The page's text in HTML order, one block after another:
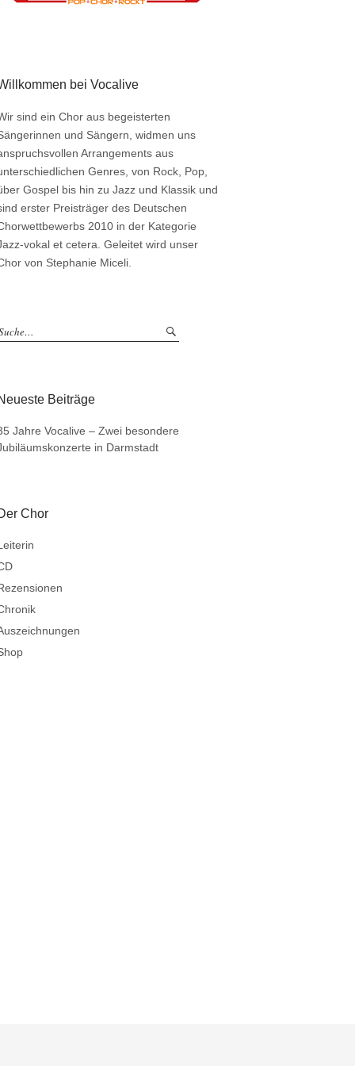
bei Vocalive
sind ein Chor aus begeisterten
und Sängern, widmen uns
Arrangements aus
Genres, von Rock, Pop,
Gospel bis hin zu Jazz und Klassik und
erster Preisträger des Deutschen
2010 in der Kategorie
vokal et cetera. Geleitet wird unser
von Stephanie Miceli.
Beiträge
Jahre Vocalive – Zwei besondere
in Darmstadt
Chor